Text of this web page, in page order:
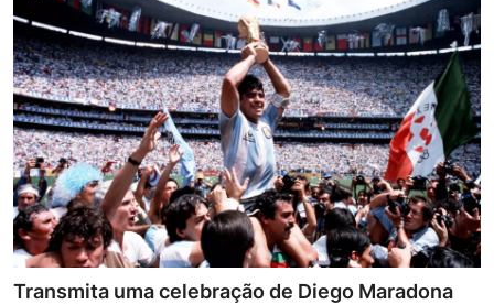
Transmita uma celebração de Diego Maradona